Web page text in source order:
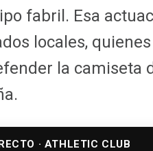
fabril. Esa
locales,
la camiseta
· ATHLETIC CLUB